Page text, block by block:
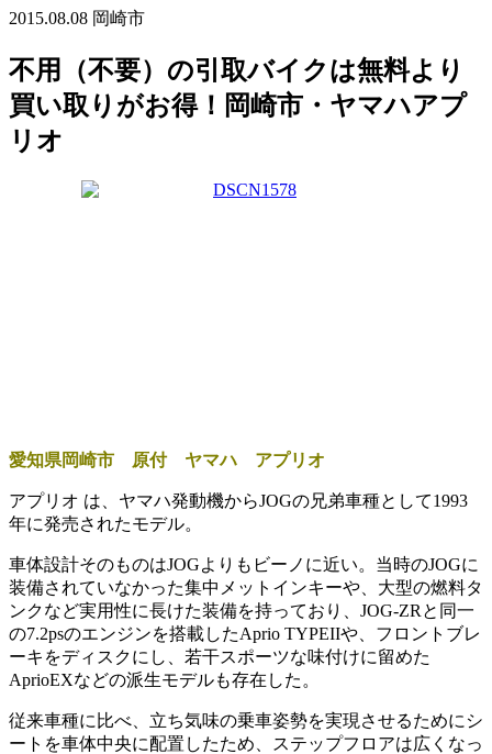
2015.08.08 岡崎市
不用（不要）の引取バイクは無料より
買い取りがお得！岡崎市・ヤマハアプ
リオ
愛知県岡崎市 原付 ヤマハ アプリオ
アプリオ は、ヤマハ発動機からJOGの兄弟車種として1993
年に発売されたモデル。
車体設計そのものはJOGよりもビーノに近い。当時のJOGに
装備されていなかった集中メットインキーや、大型の燃料タ
ンクなど実用性に長けた装備を持っており、JOG-ZRと同一
の7.2psのエンジンを搭載したAprio TYPEIIや、フロントブレ
ーキをディスクにし、若干スポーツな味付けに留めた
AprioEXなどの派生モデルも存在した。
従来車種に比べ、立ち気味の乗車姿勢を実現させるためにシ
ートを車体中央に配置したため、ステップフロアは広くなっ